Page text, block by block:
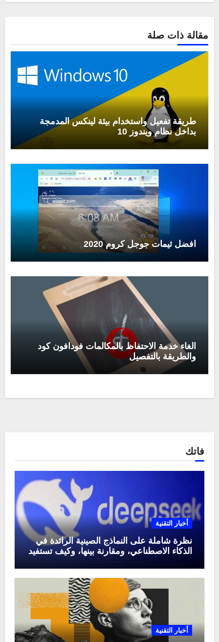
مقالة ذات صلة
طريقة تفعيل واستخدام بيئة لينكس المدمجة
بداخل نظام ويندوز 10
افضل ثيمات جوجل كروم 2020
الغاء خدمة الاحتفاظ بالمكالمات فودافون كود
والطريقة بالتفصيل
فاتك
أخبار التقنية
نظرة شاملة على النماذج الصينية الرائدة في
الذكاء الاصطناعي، ومقارنة بينها، وكيف تستفيد
أخبار التقنية